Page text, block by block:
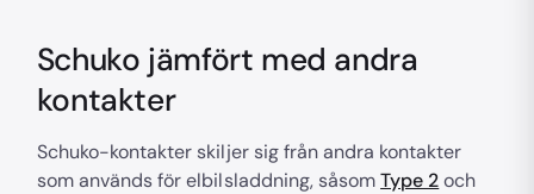
Schuko jämfört med andra
kontakter
Schuko-kontakter skiljer sig från andra kontakter
som används för elbilsladdning, såsomType 2och